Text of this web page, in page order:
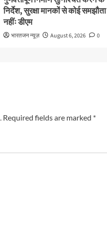
निर्देश, सुरक्षा मानकों से कोई समझौता
नहींः डीएम
भारतजन न्यूज़ August 6, 2026 0
Required fields are marked *